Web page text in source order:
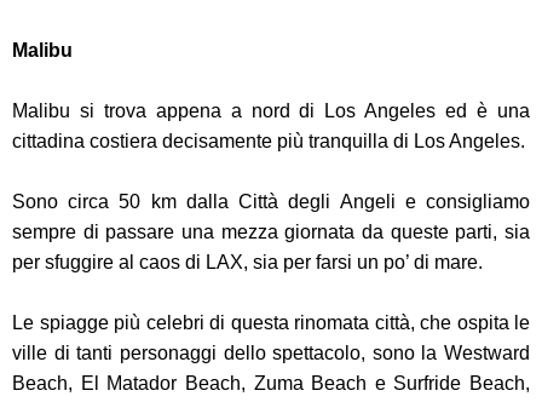
Malibu
Malibu si trova appena a nord di Los Angeles ed è una
cittadina costiera decisamente più tranquilla di Los Angeles.
Sono circa 50 km dalla Città degli Angeli e consigliamo
sempre di passare una mezza giornata da queste parti, sia
per sfuggire al caos di LAX, sia per farsi un po’ di mare.
Le spiagge più celebri di questa rinomata città, che ospita le
ville di tanti personaggi dello spettacolo, sono la Westward
Beach, El Matador Beach, Zuma Beach e Surfride Beach,